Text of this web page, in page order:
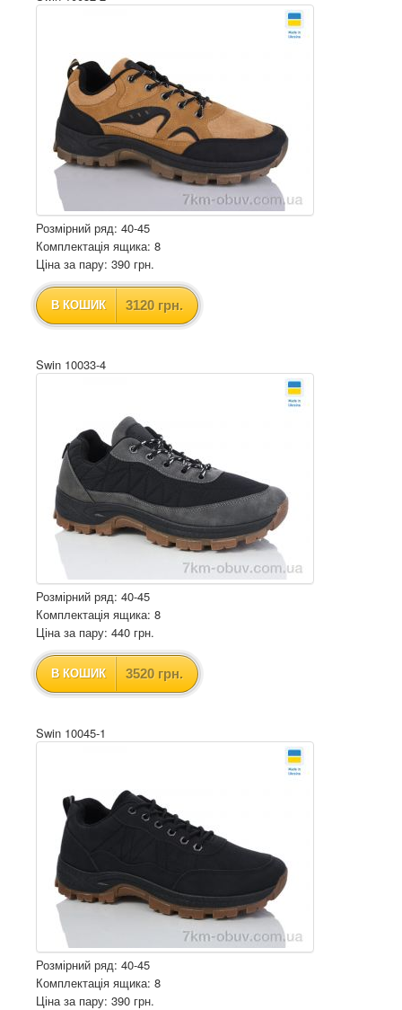
Розмірний ряд: 40-45
Комплектація ящика: 8
Ціна за пару: 390 грн.
В КОШИК 3120 грн.
Swin 10033-4
Розмірний ряд: 40-45
Комплектація ящика: 8
Ціна за пару: 440 грн.
В КОШИК 3520 грн.
Swin 10045-1
Розмірний ряд: 40-45
Комплектація ящика: 8
Ціна за пару: 390 грн.